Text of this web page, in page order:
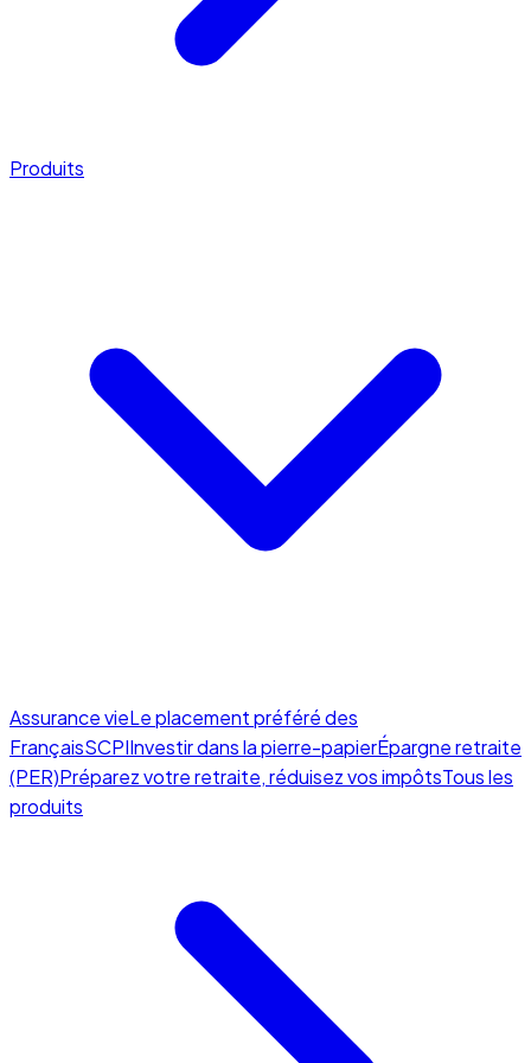
Produits
Assurance vieLe placement préféré des
FrançaisSCPIInvestir dans la pierre-papierÉpargne retraite
(PER)Préparez votre retraite, réduisez vos impôtsTous les
produits